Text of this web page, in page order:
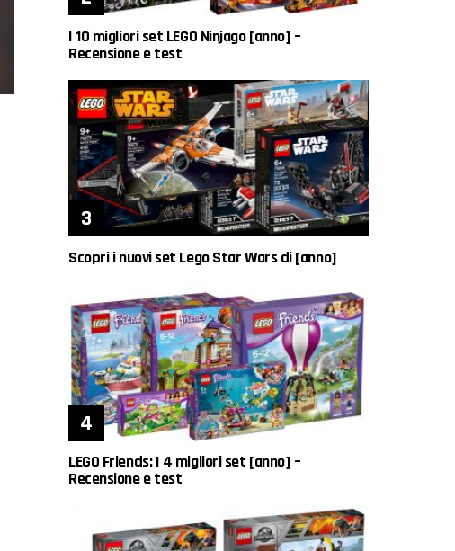
I 10 migliori set LEGO Ninjago [anno] –
Recensione e test
Scopri i nuovi set Lego Star Wars di [anno]
LEGO Friends: I 4 migliori set [anno] –
Recensione e test